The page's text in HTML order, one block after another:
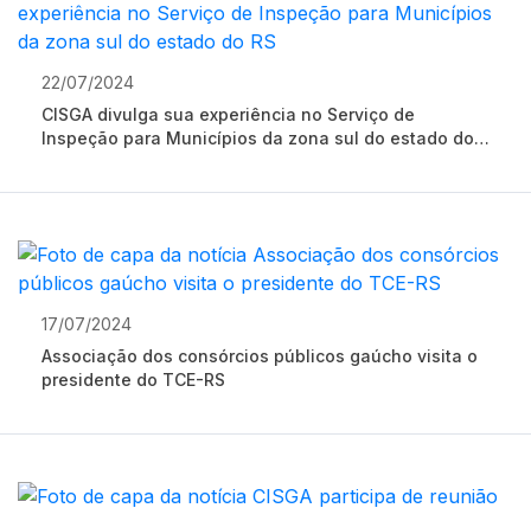
22/07/2024
CISGA divulga sua experiência no Serviço de
Inspeção para Municípios da zona sul do estado do
17/07/2024
Associação dos consórcios públicos gaúcho visita o
presidente do TCE-RS